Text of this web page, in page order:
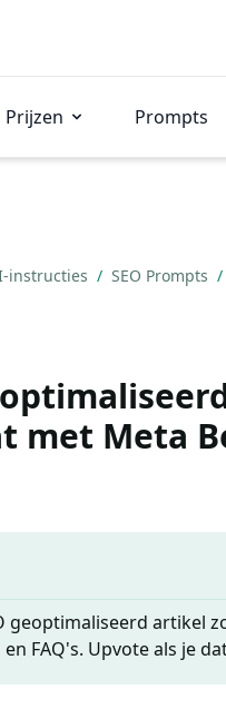
Prijzen Prompts
instructies / SEO Prompts /
met Meta
geoptimaliseerd artikel
FAQ's. Upvote als je